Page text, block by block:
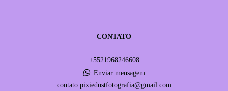
CONTATO
+5521968246608
Enviar mensagem
contato.pixiedustfotografia@gmail.com